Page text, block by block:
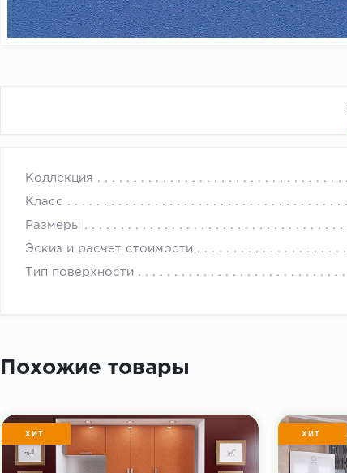
Коллекция
Класс
Размеры
Эскиз и расчет стоимости
Тип поверхности
Похожие товары
ХИТ ХИТ